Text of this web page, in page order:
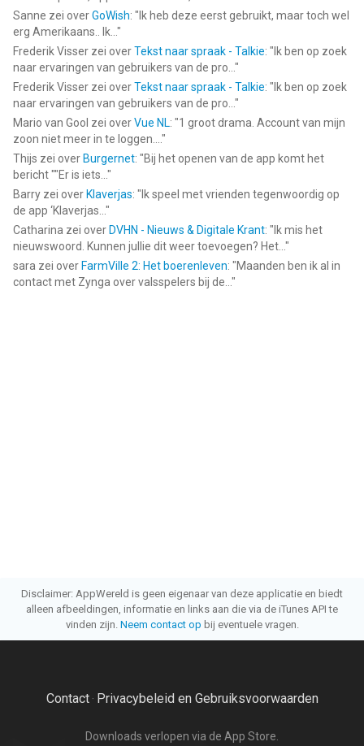
Sanne zei overGoWish: " Ik heb deze eerst gebruikt, maar toch wel
erg Amerikaans.. Ik... "
Frederik Visser zei overTekst naar spraak - Talkie: " Ik ben op zoek
naar ervaringen van gebruikers van de pro... "
Frederik Visser zei overTekst naar spraak - Talkie: " Ik ben op zoek
naar ervaringen van gebruikers van de pro... "
Mario van Gool zei overVue NL: "1 groot drama. Account van mijn
zoon niet meer in te loggen.... "
Thijs zei over Burgernet: "Bij het openen van de app komt het
bericht ""Er is iets... "
Barry zei over Klaverjas: " Ik speel met vrienden tegenwoordig op
de app ‘Klaverjas... "
Catharina zei over DVHN - Nieuws & Digitale Krant: " Ik mis het
nieuwswoord. Kunnen jullie dit weer toevoegen? Het... "
sara zei over FarmVille 2: Het boerenleven: "Maanden ben ik al in
contact met Zynga over valsspelers bij de... "
Disclaimer: AppWereld is geen eigenaar van deze applicatie en biedt
alleen afbeeldingen, informatie en links aan die via de iTunes API te
vinden zijn. Neem contact op bij eventuele vragen.
Contact· Privacybeleid en Gebruiksvoorwaarden
Downloads verlopen via de App Store.